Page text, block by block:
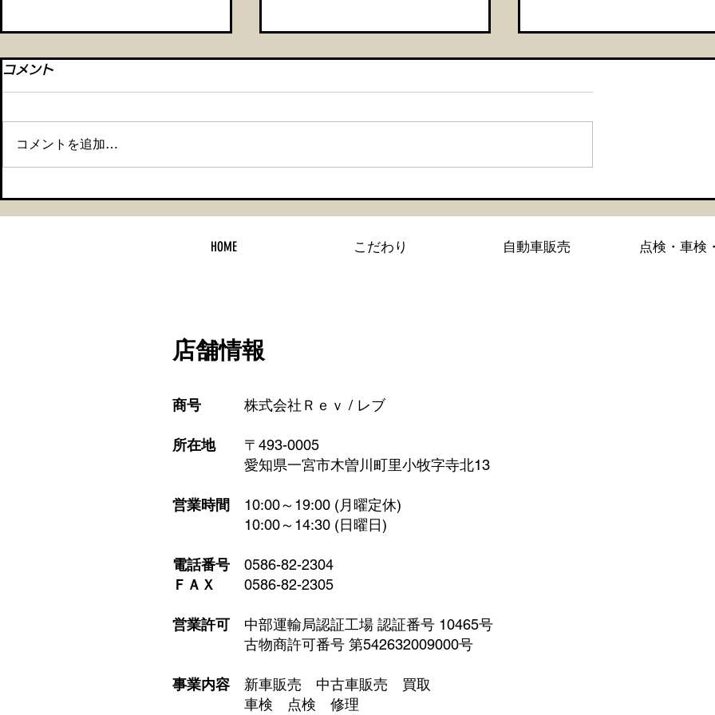
コーティング施工】
コメント
コメントを追加…
HOME こだわり 自動車販売 点検・車検
店舗情報
商号 株式会社Ｒｅｖ / レブ
所在地 〒493-0005
​ 愛知県一宮市木曽川町里小牧字寺北13
営業時間 10:00～19:00 (月曜定休)
10:00～14:30 (日曜日)
電話番号 0586-82-2304
ＦＡＸ 0586-82-2305
営業許可 中部運輸局認証工場 認証番号 10465号
古物商許可番号 第542632009000号
事業内容 新車販売 中古車販売 買取
車検 点検 修理